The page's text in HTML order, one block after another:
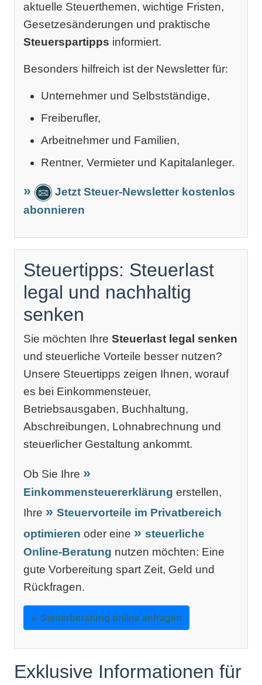
aktuelle Steuerthemen, wichtige Fristen,
Gesetzesänderungen und praktische
Steuerspartipps informiert.
Besonders hilfreich ist der Newsletter für:
Unternehmer und Selbstständige,
Freiberufler,
Arbeitnehmer und Familien,
Rentner, Vermieter und Kapitalanleger.
Jetzt Steuer-Newsletter kostenlos
abonnieren
Steuertipps: Steuerlast
legal und nachhaltig
senken
Sie möchten Ihre Steuerlast legal senken
und steuerliche Vorteile besser nutzen?
Unsere Steuertipps zeigen Ihnen, worauf
es bei Einkommensteuer,
Betriebsausgaben, Buchhaltung,
Abschreibungen, Lohnabrechnung und
steuerlicher Gestaltung ankommt.
Ob Sie Ihre
Einkommensteuererklärung erstellen,
Ihre
Steuervorteile im Privatbereich
optimieren oder eine
steuerliche
Online-Beratung nutzen möchten: Eine
gute Vorbereitung spart Zeit, Geld und
Rückfragen.
Steuerberatung online anfragen
Exklusive Informationen für